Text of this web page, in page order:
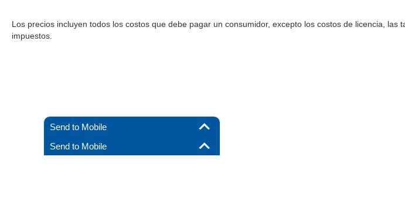
Los precios incluyen todos los costos que debe pagar un consumidor, excepto los costos de licencia, las
impuestos.
Send to Mobile
Send to Mobile